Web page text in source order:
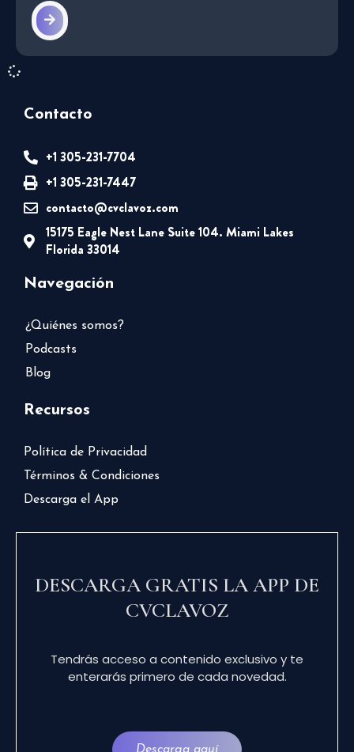
Contacto
+1 305-231-7704
+1 305-231-7447
contacto@cvclavoz.com
15175 Eagle Nest Lane Suite 104. Miami Lakes
Florida 33014
Navegación
¿Quiénes somos?
Podcasts
Blog
Recursos
Política de Privacidad
Términos & Condiciones
Descarga el App
DESCARGA GRATIS LA APP DE
CVCLAVOZ
Tendrás acceso a contenido exclusivo y te
enterarás primero de cada novedad.